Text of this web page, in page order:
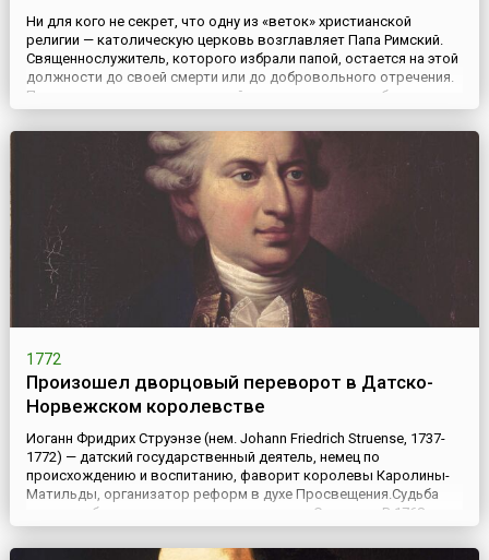
Ни для кого не секрет, что одну из «веток» христианской
религии — католическую церковь возглавляет Папа Римский.
Священнослужитель, которого избрали папой, остается на этой
должности до своей смерти или до добровольного отречения.
По традиции, на восемнадцатый день происходит избрание
нового папы конклавом кардиналов. Имена пап заносятся в
официальный реестр. Сейчас в этом списке 267 имен, главным...
1772
Произошел дворцовый переворот в Датско-
Норвежском королевстве
Иоганн Фридрих Струэнзе (нем. Johann Friedrich Struense, 1737-
1772) — датский государственный деятель, немец по
происхождению и воспитанию, фаворит королевы Каролины-
Матильды, организатор реформ в духе Просвещения.Судьба
поначалу благоволила к немецкому врачу Струэнзе. В 1768 году
он заводит дружбу со страдавшим шизофренией Датско-
Норвежским королем Кристианом VII. В следующем году, во